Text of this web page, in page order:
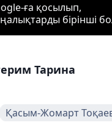
ға қосылып,
бірінші
Тарина
Қасым-Жомарт